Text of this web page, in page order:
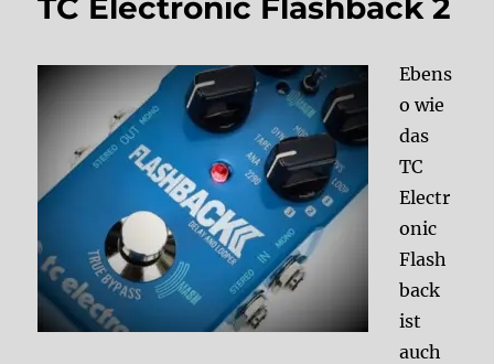
TC Electronic Flashback 2
Ebens
o wie
das
TC
Electr
onic
Flash
back
ist
auch